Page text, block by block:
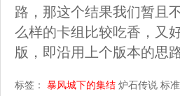
路，那这个结果我们暂且
么样的卡组比较吃香，又
版，即沿用上个版本的思
标签： 暴风城下的集结 炉石传说 标